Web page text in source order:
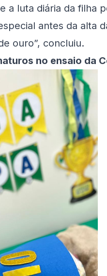
a luta diária da filha
antes da alta
ouro”, concluiu.
no ensaio da